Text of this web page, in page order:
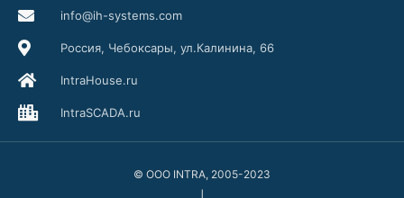
k
-
m
info@ih-systems.com
Россия, Чебоксары, ул.Калинина, 66
IntraHouse.ru
IntraSCADA.ru
© ООО INTRA, 2005-2023